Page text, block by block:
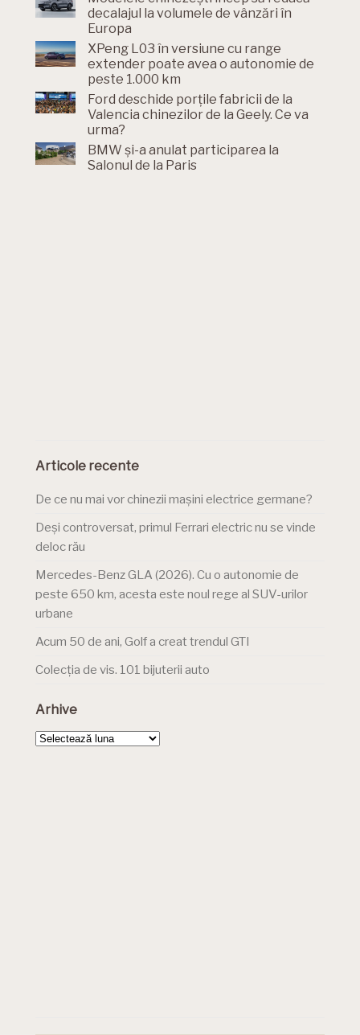
decalajul la volumele de vânzări în
Europa
XPeng L03 în versiune cu range
extender poate avea o autonomie de
peste 1.000 km
Ford deschide porțile fabricii de la
Valencia chinezilor de la Geely. Ce va
urma?
BMW și-a anulat participarea la
Salonul de la Paris
Articole recente
De ce nu mai vor chinezii mașini electrice germane?
Deși controversat, primul Ferrari electric nu se vinde
deloc rău
Mercedes-Benz GLA (2026). Cu o autonomie de
peste 650 km, acesta este noul rege al SUV-urilor
urbane
Acum 50 de ani, Golf a creat trendul GTI
Colecția de vis. 101 bijuterii auto
Arhive
Arhive